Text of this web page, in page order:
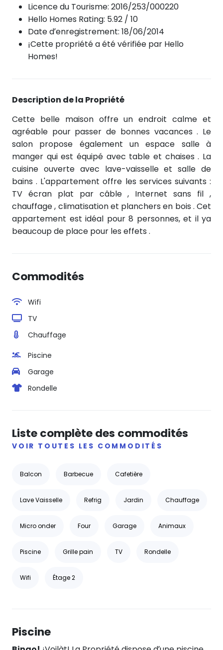
Licence du Tourisme: 2016/253/000220
Hello Homes Rating: 5.92 / 10
Date d’enregistrement: 18/06/2014
¡Cette propriété a été vérifiée par Hello
Homes!
Description de la Propriété
Cette belle maison offre un endroit calme et
agréable pour passer de bonnes vacances . Le
salon propose également un espace salle à
manger qui est équipé avec table et chaises . La
cuisine ouverte avec lave-vaisselle et salle de
bains . L'appartement offre les services suivants :
TV écran plat par câble , Internet sans fil ,
chauffage , climatisation et planchers en bois . Cet
appartement est idéal pour 8 personnes, et il ya
beaucoup de place pour les effets .
Commodités
Wifi
TV
Chauffage
Piscine
Garage
Rondelle
Liste complète des commodités
VOIR TOUTES LES COMMODITÉS
Balcon Barbecue Cafetière
Lave Vaisselle Refrig Jardin Chauffage
Micro onder Four Garage Animaux
Piscine Grille pain TV Rondelle
Wifi Étage 2
Piscine